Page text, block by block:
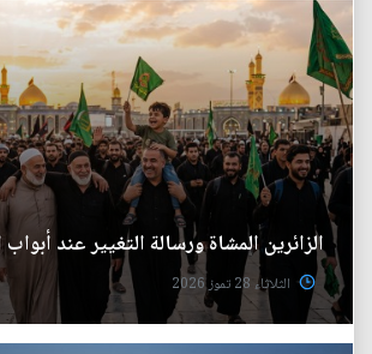
الزائرين المشاة ورسالة التغيير عند
الثلاثاء 28 تموز 2026